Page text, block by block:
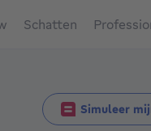
Schatten
Simuleer